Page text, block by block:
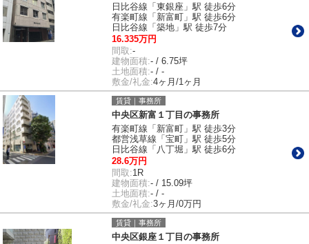
日比谷線「東銀座」駅 徒歩6分
有楽町線「新富町」駅 徒歩6分
日比谷線「築地」駅 徒歩7分
16.335万円
間取:-
建物面積:- / 6.75坪
土地面積:- / -
敷金/礼金:4ヶ月/1ヶ月
賃貸｜事務所
中央区新富１丁目の事務所
有楽町線「新富町」駅 徒歩3分
都営浅草線「宝町」駅 徒歩5分
日比谷線「八丁堀」駅 徒歩6分
28.6万円
間取:1R
建物面積:- / 15.09坪
土地面積:- / -
敷金/礼金:3ヶ月/0万円
賃貸｜事務所
中央区銀座１丁目の事務所